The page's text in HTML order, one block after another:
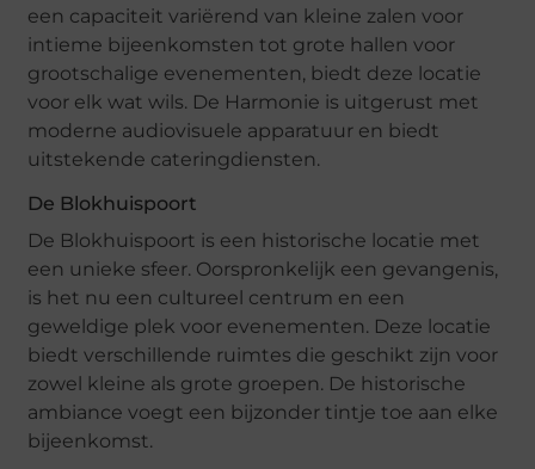
een capaciteit variërend van kleine zalen voor
intieme bijeenkomsten tot grote hallen voor
grootschalige evenementen, biedt deze locatie
voor elk wat wils. De Harmonie is uitgerust met
moderne audiovisuele apparatuur en biedt
uitstekende cateringdiensten.
De Blokhuispoort
De Blokhuispoort is een historische locatie met
een unieke sfeer. Oorspronkelijk een gevangenis,
is het nu een cultureel centrum en een
geweldige plek voor evenementen. Deze locatie
biedt verschillende ruimtes die geschikt zijn voor
zowel kleine als grote groepen. De historische
ambiance voegt een bijzonder tintje toe aan elke
bijeenkomst.